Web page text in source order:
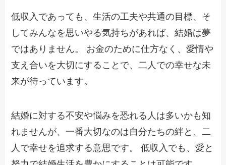
低収入であっても、生活の工夫や共通の目標、そ
してみんなを思いやる気持ちがあれば、結婚は夢
ではありません。 お金のために仕方なく、愛情や
支え合いを大切にすることで、二人での幸せな未
来が待っています。
結婚に対する不安や悩みを恐れる人は多いかも知
れませんが、一番大切なのは自分たちの絆と、二
人で幸せを追求する意思です。 低収入でも、愛と